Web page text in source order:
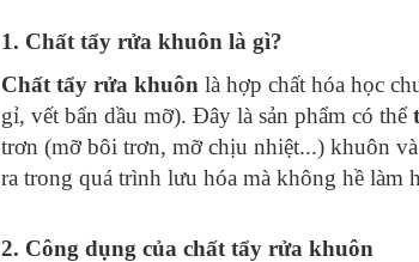
1. Chất tẩy rửa khuôn là gì?
Chất tẩy rửa khuôn là hợp chất hóa học
gỉ, vết bẩn dầu mỡ). Đây là sản phẩm có thể
trơn (mỡ bôi trơn, mỡ chịu nhiệt...) khuôn
ra trong quá trình lưu hóa mà không hề làm
2. Công dụng của chất tẩy rửa khuôn